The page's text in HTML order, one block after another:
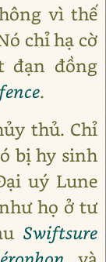
vì thế
chỉ hạ cờ
đạn đồng
.
thủ. Chỉ
bị hy sinh
uý Lune
họ ở tư
Swiftsure